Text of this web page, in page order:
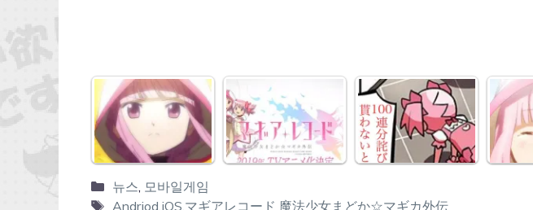
뉴스, 모바일게임
Andriod iOS マギアレコード 魔法少女まどか☆マギカ外伝